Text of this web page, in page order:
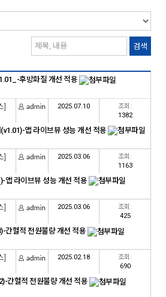
검색
]
후방화질 개선 적용
2025.07.10
조회:
1382
]
앱 라이브뷰 성능 개선 적용
2025.03.06
조회:
1163
]
앱 라이브뷰 성능 개선 적용
2025.03.06
조회:
425
]
간헐적 전원불량 개선 적용
2025.02.18
조회:
690
간헐적 전원불량 개선 적용